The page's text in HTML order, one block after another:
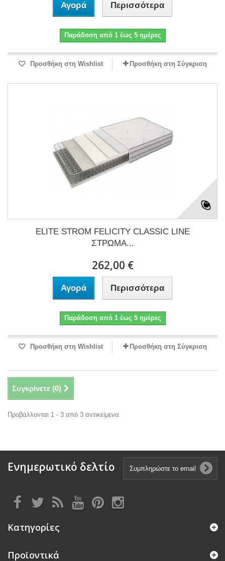
Αγορά Περισσότερα
Παράδοση από 1 έως 5 ημέρες
Προσθήκη στη Wishlist Προσθήκη στη Σύγκριση
ELITE STROM FELICITY CLASSIC LINE
ΣΤΡΩΜΑ...
262,00 €
Αγορά Περισσότερα
Παράδοση από 1 έως 5 ημέρες
Προσθήκη στη Wishlist Προσθήκη στη Σύγκριση
Συγκρίνετε (0)
Προβάλλονται 1 - 3 από 3 αντικείμενα
Ενημερωτικό δελτίο
Κατηγορίες
Προϊοντικά